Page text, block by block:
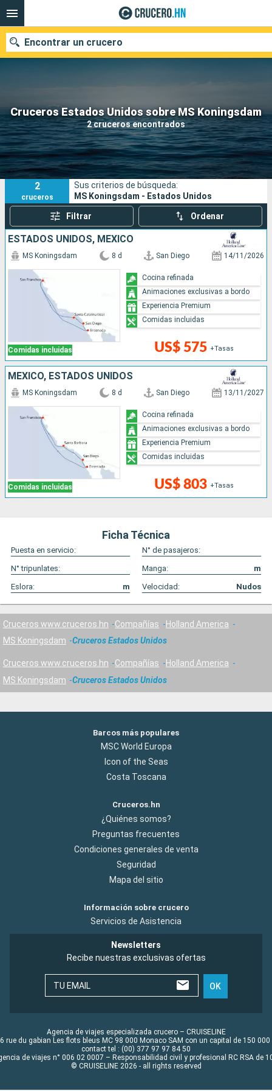
Cruceros Estados Unidos sobre MS Koningsdam
2 cruceros encontrados
Encontrar un crucero
Nuestros destinos
Fecha de salida
Puertos Compañías
Buscar
2
cruceros
Sus criterios de búsqueda:
MS Koningsdam - Estados Unidos
Filtrar Ordenar
ESTADOS UNIDOS, MÉXICO
Comidas incluidas
MS Koningsdam 8 d San Diego 14/11/2026
US$ 575 +Tasas
Cocina refinada
Animaciones exclusivas a bordo
Experiencia Premium
Comidas incluidas
MÉXICO, ESTADOS UNIDOS
Comidas incluidas
MS Koningsdam 8 d San Diego 13/11/2027
US$ 803 +Tasas
Cocina refinada
Animaciones exclusivas a bordo
Experiencia Premium
Comidas incluidas
Ficha Técnica
Puesta en servicio:
N° de pasajeros:
N° tripunlates:
Manga:
m
Eslora:
m Velocidad: Nudos
Cruceros www.cruceros.hn Compañías
Holland America
MS Koningsdam
Cruceros Estados Unidos
Cruceros www.cruceros.hn Compañías
Holland America
MS Koningsdam
Cruceros Estados Unidos
Barcos más populares
MSC World Europa
Icon of the Seas
Costa Toscana
Cruceros.hn
¿Quiénes somos?
Preguntas frecuentes
Condiciones generales de venta
Seguridad
Mapa del sitio
Información sobre crucero
Servicios de Asistencia
Newsletters
Recibe nuestras exclusivas ofertas
TU EMAIL OK
Agencia de viajes especializada crucero – CRUISELINE
rue du gabian Les flots bleus MC 98 000 Monaco SAM con un capital de 150 000
contact tel : (00) 377 97 97 84 50
de viajes n° 006 02 0007 – Responsabilidad civil y profesional RC RSA de
© CRUISELINE 2026 - all rights reserved